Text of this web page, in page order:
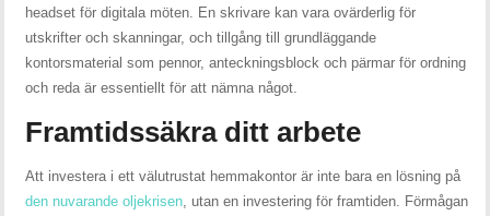
headset för digitala möten. En skrivare kan vara ovärderlig för
utskrifter och skanningar, och tillgång till grundläggande
kontorsmaterial som pennor, anteckningsblock och pärmar för ordning
och reda är essentiellt för att nämna något.
Framtidssäkra ditt arbete
Att investera i ett välutrustat hemmakontor är inte bara en lösning på
den nuvarande oljekrisen , utan en investering för framtiden. Förmågan